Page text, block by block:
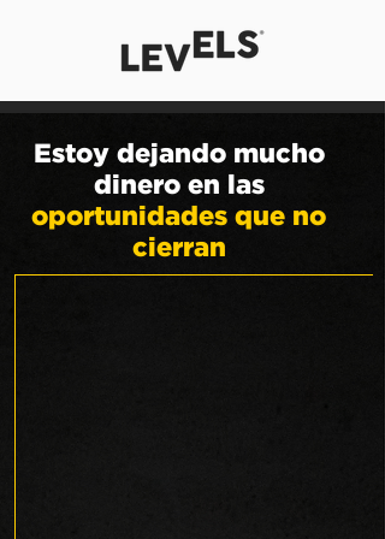
Estoy dejando mucho
dinero en las
oportunidades que no
cierran